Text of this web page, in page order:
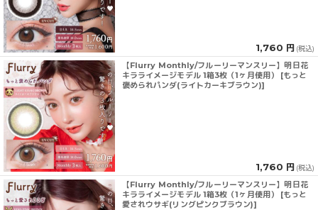
1,760 円 (税込)
【Flurry Monthly/フルーリーマンスリー】明日花
キラライメージモデル 1箱3枚（1ヶ月使用） [もっと
褒められパンダ(ライトカーキブラウン)]
1,760 円 (税込)
【Flurry Monthly/フルーリーマンスリー】明日花
キラライメージモデル 1箱3枚（1ヶ月使用） [もっと
愛されウサギ(リングピンクブラウン)]